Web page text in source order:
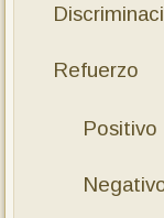
Refuerzo
Positivo